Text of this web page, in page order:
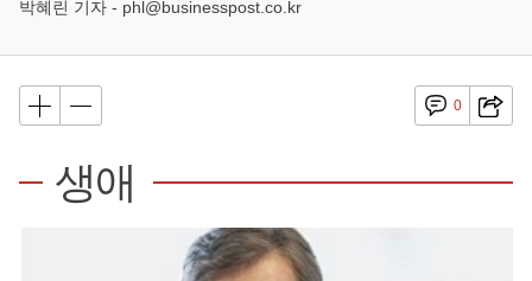
박혜린 기자 - phl@businesspost.co.kr
0
생애